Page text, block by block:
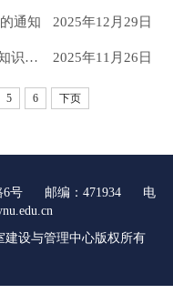
通知 2025年12月29日
关于表彰洛阳师范学院“实验室安全知识大赛”获奖个人的决定 2025年11月26日
5 6 下页
路6号 邮编：471934 电
建设与管理中心版权所有